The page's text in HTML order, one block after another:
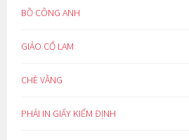
BỒ CÔNG ANH
GIẢO CỔ LAM
CHÈ VẰNG
PHẢI IN GIẤY KIỂM ĐỊNH